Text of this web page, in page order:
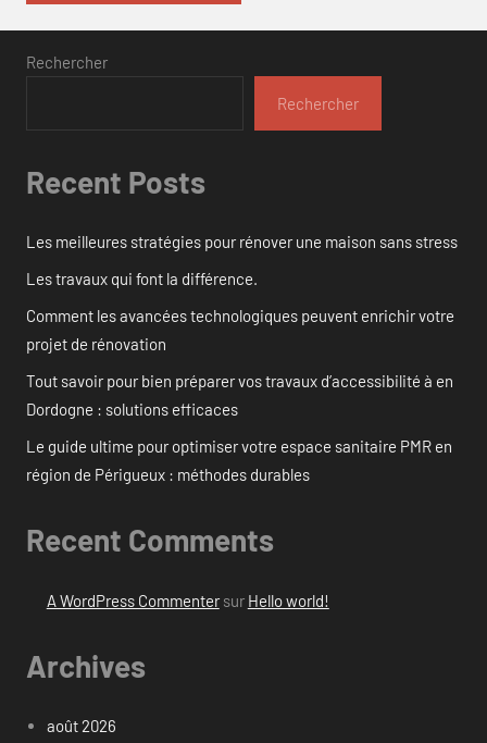
Rechercher
Rechercher
Recent Posts
Les meilleures stratégies pour rénover une maison sans stress
Les travaux qui font la différence.
Comment les avancées technologiques peuvent enrichir votre
projet de rénovation
Tout savoir pour bien préparer vos travaux d’accessibilité à en
Dordogne : solutions efficaces
Le guide ultime pour optimiser votre espace sanitaire PMR en
région de Périgueux : méthodes durables
Recent Comments
A WordPress Commentersur Hello world!
Archives
août 2026